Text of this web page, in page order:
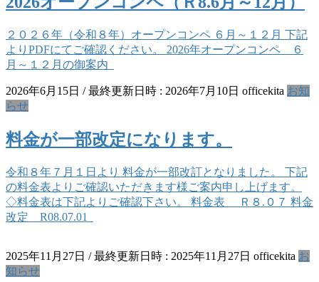
２０２６年（令和８年）オープンコンペ ６月～１２月 下記
よりPDFにてご確認ください。 2026年オープンコンペ ６
月～１２月の御案内
2026年6月15日 / 最終更新日時 : 2026年7月10日 officekita お知
らせ
料金が一部改定になります。
令和８年７月１日より 料金が一部改訂となりました。 下記
の料金表よりご確認いただきます様ご案内申し上げます。
◇料金表は下記よりご確認下さい。 料金表 Ｒ８.０７ 料金
改定 R08.07.01
2025年11月27日 / 最終更新日時 : 2025年11月27日 officekita お
知らせ